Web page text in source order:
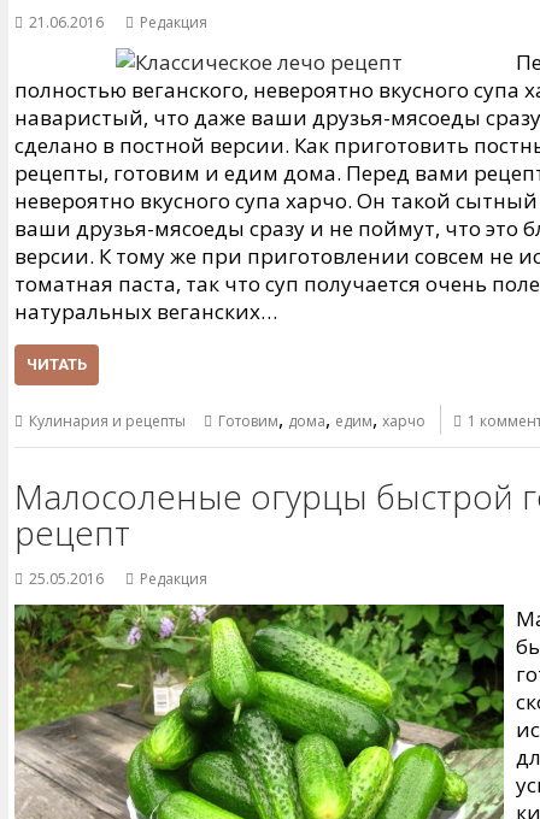
21.06.2016 Редакция
полностью веганского, невероятно вкусного
наваристый, что даже ваши друзья-мясоеды
сделано в постной версии. Как приготовить
рецепты, готовим и едим дома. Перед вами
невероятно вкусного супа харчо. Он такой
ваши друзья-мясоеды сразу и не поймут, что это
версии. К тому же при приготовлении совсем не
томатная паста, так что суп получается очень
натуральных веганских…
ЧИТАТЬ
Кулинария и рецепты Готовим, дома, едим, харчо 1
Малосоленые огурцы быстрой
рецепт
25.05.2016 Редакция